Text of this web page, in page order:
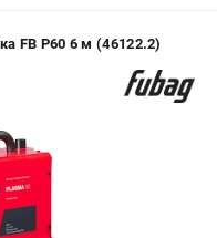
FB P60 6 м (46122.2)